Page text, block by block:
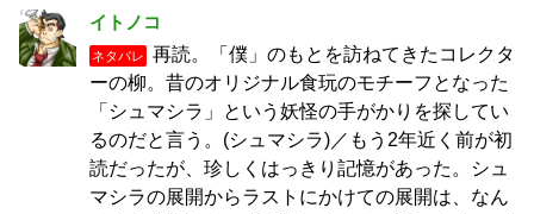
イトノコ
ネタバレ
再読。「僕」のもとを訪ねてきたコレクタ
ーの柳。昔のオリジナル食玩のモチーフとなった
「シュマシラ」という妖怪の手がかりを探してい
るのだと言う。(シュマシラ)／もう2年近く前が初
読だったが、珍しくはっきり記憶があった。シュ
マシラの展開からラストにかけての展開は、なん